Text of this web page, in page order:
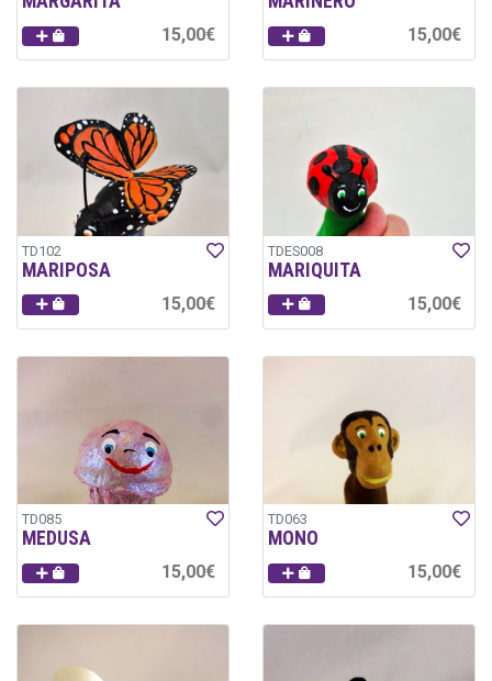
15,00€ 15,00€
TD102
MARIPOSA
15,00€
TDES008
MARIQUITA
15,00€
TD085
MEDUSA
15,00€
TD063
MONO
15,00€